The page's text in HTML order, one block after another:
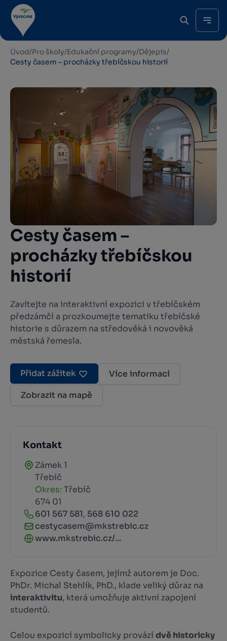
Úvod/Pro školy/Edukační programy/Dějepis/
Cesty časem – procházky třebíčskou historií
Cesty časem –
procházky třebíčskou
historií
Zavítejte na interaktivní expozici v třebíčském
předzámčí a prozkoumejte tematiku třebíčské
historie s důrazem na středověká i novověká
městská řemesla.
Přidat zážitek
Více informací
Zobrazit na mapě
Kontakt
Zámek 1
Třebíč
Okres: Třebíč
674 01
601 567 581, 568 610 022
cestycasem@mkstrebic.cz
www.mkstrebic.cz/...
Expozice Cesty časem, jejímž autorem je Doc.
PhDr. Michal Stehlík, PhD., klade veliký důraz na
interaktivitu, která umožňuje aktivní zapojení
studentů.
Celou expozicí symbolicky provází dvě historicky